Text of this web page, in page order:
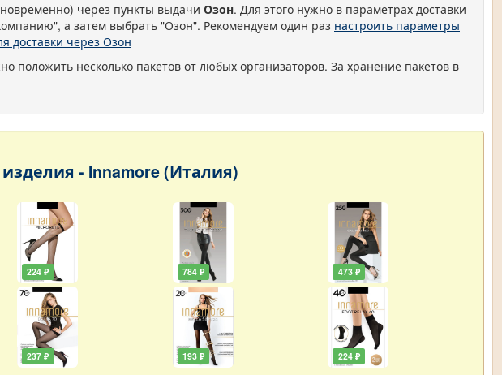
через пункты выдачи Озон. Для этого нужно в параметрах доставки
а затем выбрать "Озон". Рекомендуем один раз настроить параметры
доставки через Озон
положить несколько пакетов от любых организаторов. За хранение пакетов в
- Innamore (Италия)
224 ₽
237 ₽
784 ₽
193 ₽
473 ₽
224 ₽